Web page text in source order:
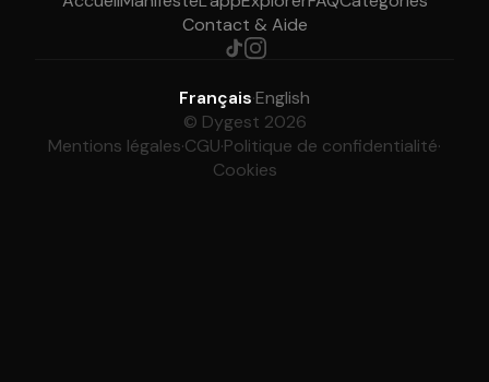
Contact & Aide
Français·English
© Dygest 2026
Mentions légales·CGU·Politique de confidentialité·
Cookies